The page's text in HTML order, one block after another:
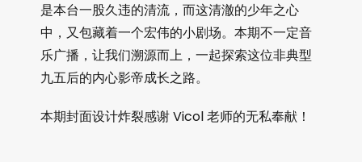
是本台一股久违的清流，而这清澈的少年之心
中，又包藏着一个宏伟的小剧场。本期不一定音
乐广播，让我们溯源而上，一起探索这位非典型
九五后的内心影帝成长之路。
本期封面设计炸裂感谢 Vicol 老师的无私奉献！